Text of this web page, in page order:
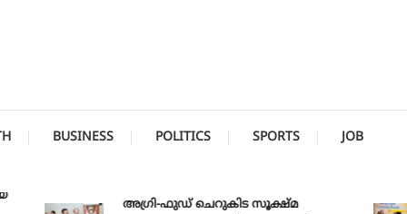
BUSINESS POLITICS SPORTS JOB
അഗ്രി-ഫുഡ് ചെറുകിട സൂക്ഷ്മ